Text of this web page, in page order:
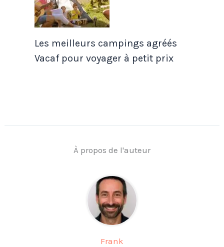
Les meilleurs campings agréés
Vacaf pour voyager à petit prix
À propos de l'auteur
Frank